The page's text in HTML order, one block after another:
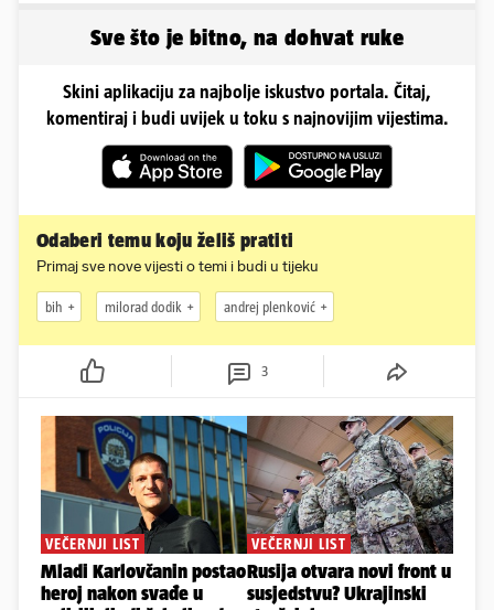
Sve što je bitno, na dohvat ruke
Skini aplikaciju za najbolje iskustvo portala. Čitaj,
komentiraj i budi uvijek u toku s najnovijim vijestima.
Odaberi temu koju želiš pratiti
Primaj sve nove vijesti o temi i budi u tijeku
bih milorad dodik andrej plenković
3